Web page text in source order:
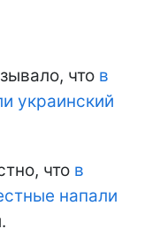
что в
украинский
что в
напали